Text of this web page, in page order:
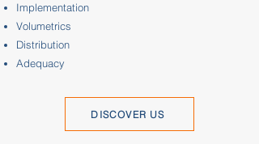
Implementation
Volumetrics
Distribution
Adequacy
DISCOVER US